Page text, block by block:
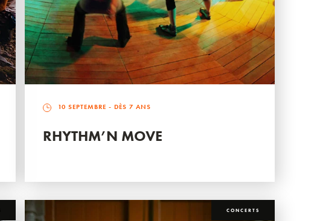
10 SEPTEMBRE - DÈS 7 ANS
RHYTHM’N MOVE
CONCERTS